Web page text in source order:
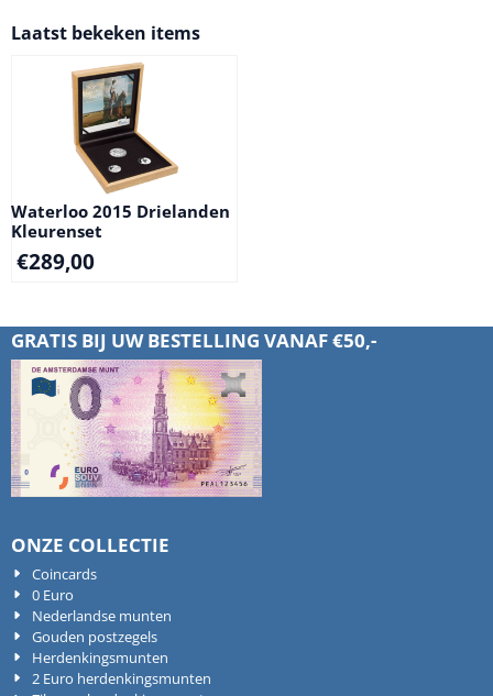
Laatst bekeken items
Waterloo 2015 Drielanden
Kleurenset
€289,00
GRATIS BIJ UW BESTELLING VANAF €50,-
ONZE COLLECTIE
Coincards
0 Euro
Nederlandse munten
Gouden postzegels
Herdenkingsmunten
2 Euro herdenkingsmunten